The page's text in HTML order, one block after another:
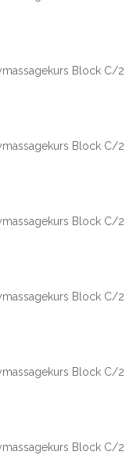
Block C/2
Block C/2
Block C/2
Block C/2
Block C/2
Block C/2